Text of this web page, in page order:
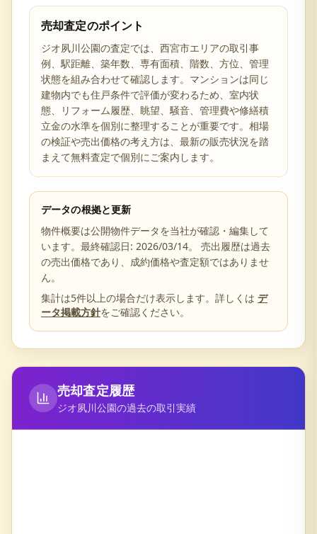
売却査定のポイント
ジオ夙川公園の査定では、西宮市エリアの取引事
例、駅距離、築年数、専有面積、階数、方位、管理
状態を組み合わせて確認します。マンションは同じ
建物内でも住戸条件で評価が変わるため、室内状
態、リフォーム履歴、眺望、騒音、管理費や修繕積
立金の水準を個別に整理することが重要です。相場
の検証や売出価格の考え方は、最新の販売状況を踏
まえて無料査定で個別にご案内します。
データの根拠と更新
物件概要は公開物件データを当社が確認・編集して
います。最終確認日: 2026/03/14。 売出履歴は過去
の売出価格であり、成約価格や査定額ではありませ
ん。
集計は5件以上の場合だけ表示します。詳しくは デ
ータ掲載方針をご確認ください。
売却査定履歴
ジオ夙川公園の過去の取引実績